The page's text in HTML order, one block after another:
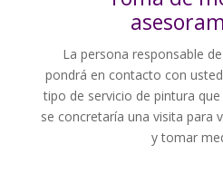
La persona responsable
pondrá en contacto con
tipo de servicio de pintura
se concretaría una visita para
y tomar